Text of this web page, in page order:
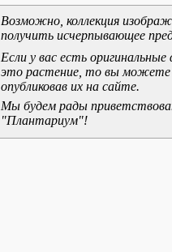
Возможно, коллекция
получить исчерпывающее
Если у вас есть
это растение, то вы можете
опубликовав их на сайте.
Мы будем рады
"Плантариум"!